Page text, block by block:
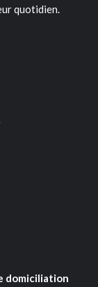
quotidien.
domiciliation